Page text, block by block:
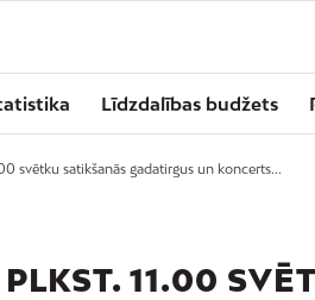
Līdzdalības budžets
svētku satikšanās gadatirgus un koncerts...
11.00